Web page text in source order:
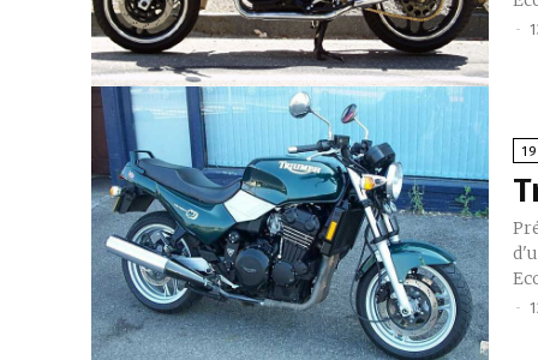
-
-